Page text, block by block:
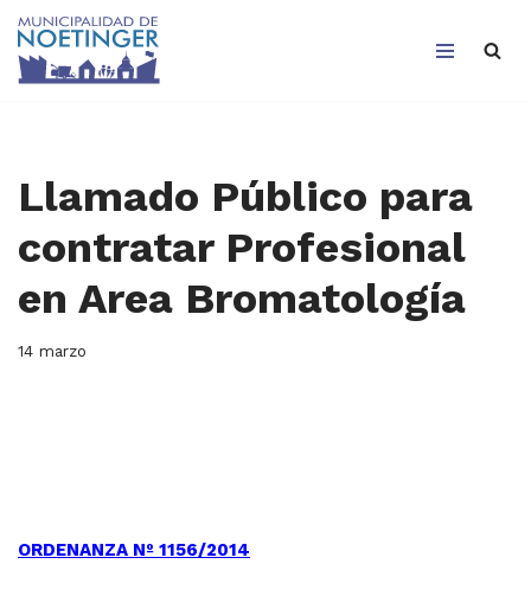
Saltar
Llamado Público para
contratar Profesional
en Area Bromatología
14 marzo
ORDENANZA Nº 1156/2014